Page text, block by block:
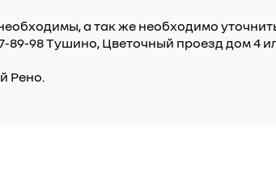
а так же необходимо
98 Тушино, Цветочный проезд дом 4
Рено.